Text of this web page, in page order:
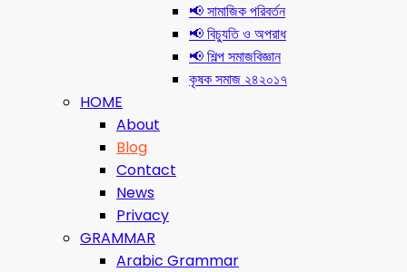
📢 সামাজিক পরিবর্তন
📢 বিচ্যুতি ও অপরাধ
📢 শিল্প সমাজবিজ্ঞান
কৃষক সমাজ ২৪২০১৭
HOME
About
Blog
Contact
News
Privacy
GRAMMAR
Arabic Grammar